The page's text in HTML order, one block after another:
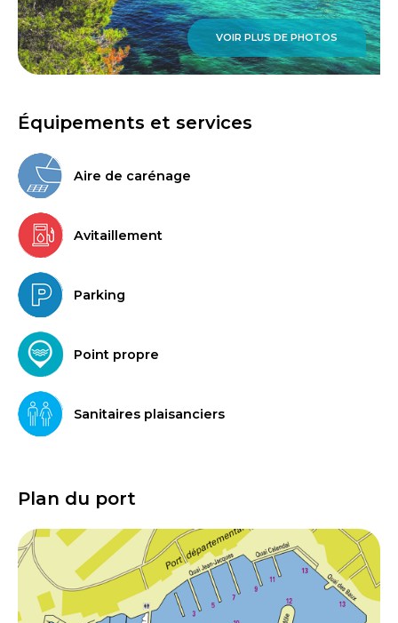
VOIR PLUS DE PHOTOS
Équipements et services
Aire de carénage
Avitaillement
Parking
Point propre
Sanitaires plaisanciers
Plan du port